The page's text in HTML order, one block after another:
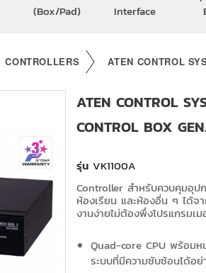
(Box/Pad)
Interface
CONTROLLERS ATEN CONTROL
ATEN CONTROL
CONTROL BOX
รุ่น VK1100A
Controller สำหรับควบคุมอุป
ห้องเรียน และห้องอื่น ๆ ได้จ
งานง่ายไม่ต้องพึ่งโปรแกรมเม
Quad-core CPU พร้อมห
ระบบที่มีความซับซ้อนได้อ